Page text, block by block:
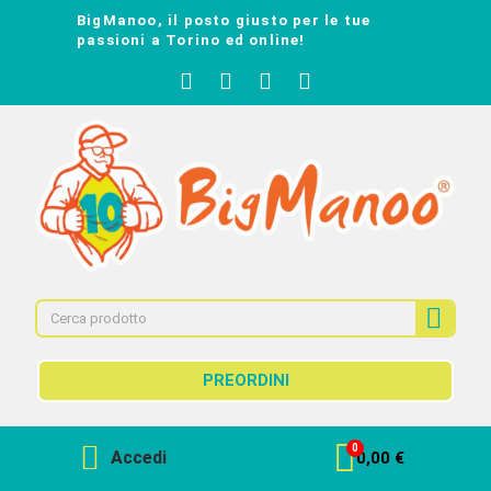
BigManoo, il posto giusto per le tue
passioni a Torino ed online!
PREORDINI
Accedi 0,00 €